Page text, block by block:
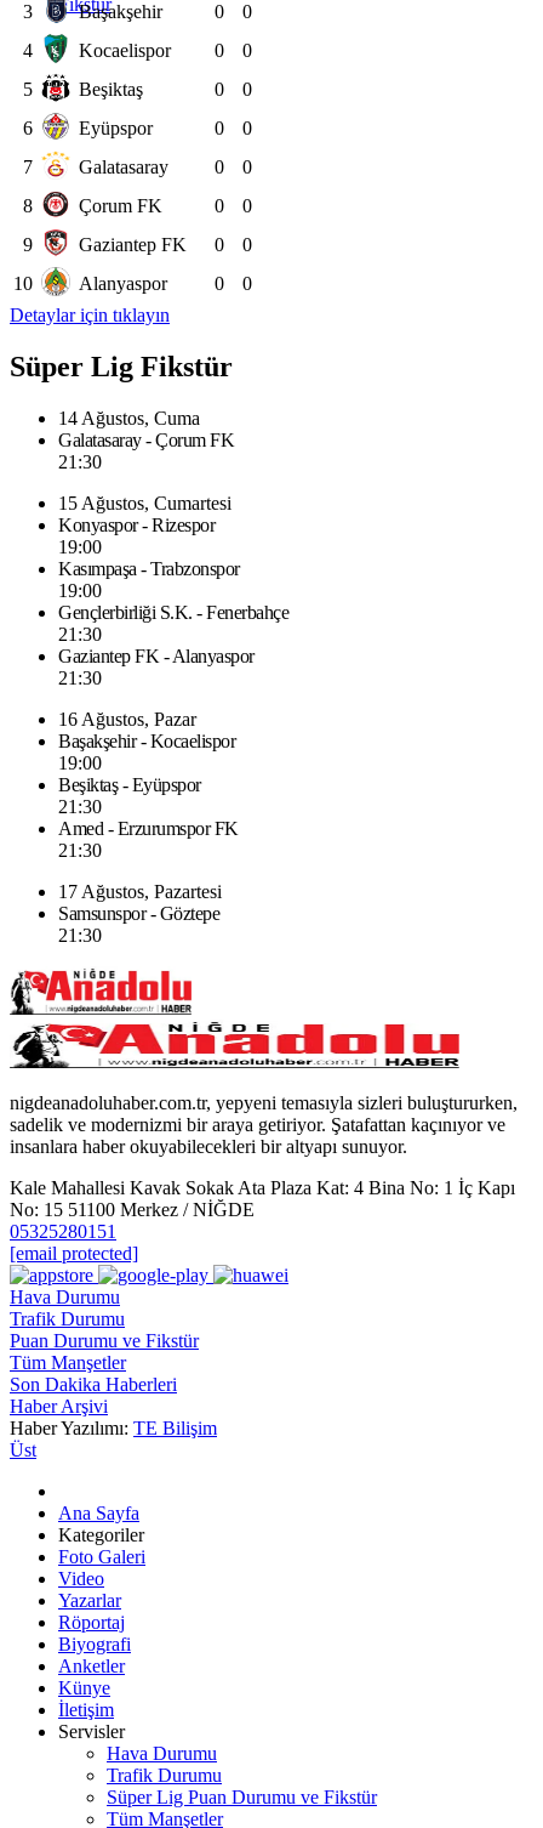
3
Başakşehir 0
0
4
Kocaelispor 0
0
5
Beşiktaş 0
0
6
Eyüpspor 0
0
7
Galatasaray 0
0
8
Çorum FK 0
0
9
Gaziantep FK 0
0
10
Alanyaspor 0
0
Detaylar için tıklayın
Süper Lig Fikstür
14 Ağustos, Cuma
Galatasaray - Çorum FK
21:30
15 Ağustos, Cumartesi
Konyaspor - Rizespor
19:00
Kasımpaşa - Trabzonspor
19:00
Gençlerbirliği S.K. - Fenerbahçe
21:30
Gaziantep FK - Alanyaspor
21:30
16 Ağustos, Pazar
Başakşehir - Kocaelispor
19:00
Beşiktaş - Eyüpspor
21:30
Amed - Erzurumspor FK
21:30
17 Ağustos, Pazartesi
Samsunspor - Göztepe
21:30
nigdeanadoluhaber.com.tr, yepyeni temasıyla sizleri buluştururken,
sadelik ve modernizmi bir araya getiriyor. Şatafattan kaçınıyor ve
insanlara haber okuyabilecekleri bir altyapı sunuyor.
Kale Mahallesi Kavak Sokak Ata Plaza Kat: 4 Bina No: 1 İç Kapı
No: 15 51100 Merkez / NİĞDE
05325280151
[email protected]
Hava Durumu
Trafik Durumu
Puan Durumu ve Fikstür
Tüm Manşetler
Son Dakika Haberleri
Haber Arşivi
Haber Yazılımı: TE Bilişim
Üst
Ana Sayfa
Kategoriler
Foto Galeri
Video
Yazarlar
Röportaj
Biyografi
Anketler
Künye
İletişim
Servisler
Hava Durumu
Trafik Durumu
Süper Lig Puan Durumu ve Fikstür
Tüm Manşetler